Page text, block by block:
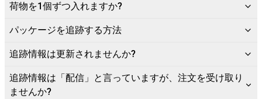
荷物を1個ずつ入れますか?
パッケージを追跡する方法
追跡情報は更新されませんか?
追跡情報は「配信」と言っていますが、注文を受け取り
ませんか?